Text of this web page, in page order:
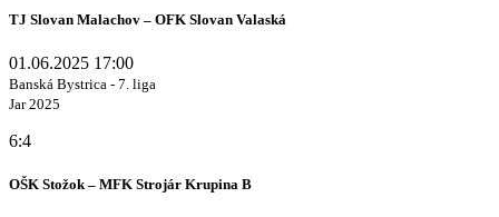
TJ Slovan Malachov – OFK Slovan Valaská
01.06.2025 17:00
Banská Bystrica - 7. liga
Jar 2025
6:4
OŠK Stožok – MFK Strojár Krupina B